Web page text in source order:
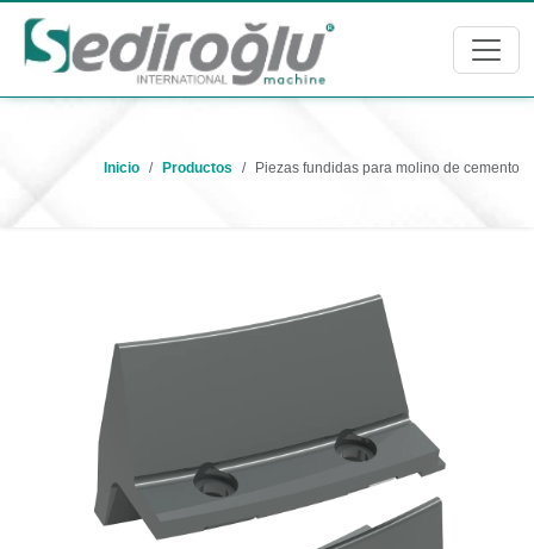
Inicio Productos Piezas fundidas para molino de cemento